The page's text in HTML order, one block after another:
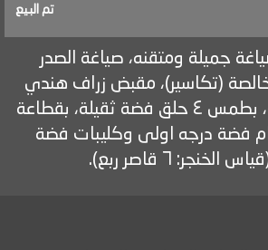
تم البيع
جميلة ومتقنه، صياغة الصدر
(تكاسير)، مقبض زراف هندي
بحثية فضة خالصة، بطمس ٤ حلق فضة ثقيلة، بقطاعة
فضة درجه اولى وكليبات فضة
الخنجر: ٦ قاصر ربع).